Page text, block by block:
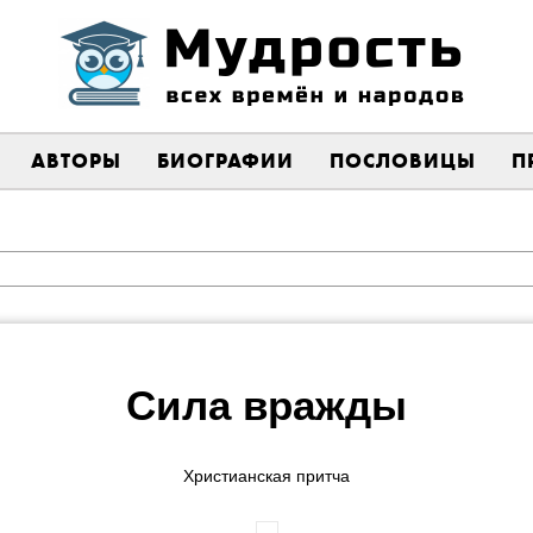
АВТОРЫ БИОГРАФИИ ПОСЛОВИЦЫ
Сила вражды
Христианская притча